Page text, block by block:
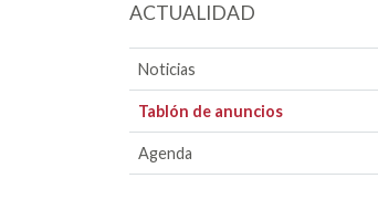
ACTUALIDAD
Noticias
Tablón de anuncios
Agenda